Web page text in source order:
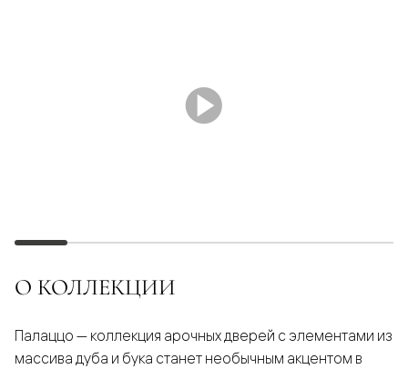
О КОЛЛЕКЦИИ
Палаццо — коллекция арочных дверей с элементами из
массива дуба и бука станет необычным акцентом в